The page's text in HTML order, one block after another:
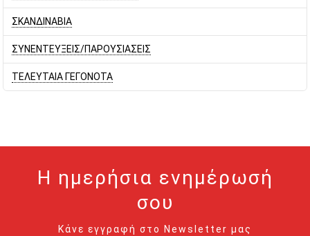
ΣΚΑΝΔΙΝΑΒΙΑ
ΣΥΝΕΝΤΕΥΞΕΙΣ/ΠΑΡΟΥΣΙΑΣΕΙΣ
ΤΕΛΕΥΤΑΙΑ ΓΕΓΟΝΟΤΑ
Η ημερήσια ενημέρωσή
σου
Κάνε εγγραφή στο Newsletter μας